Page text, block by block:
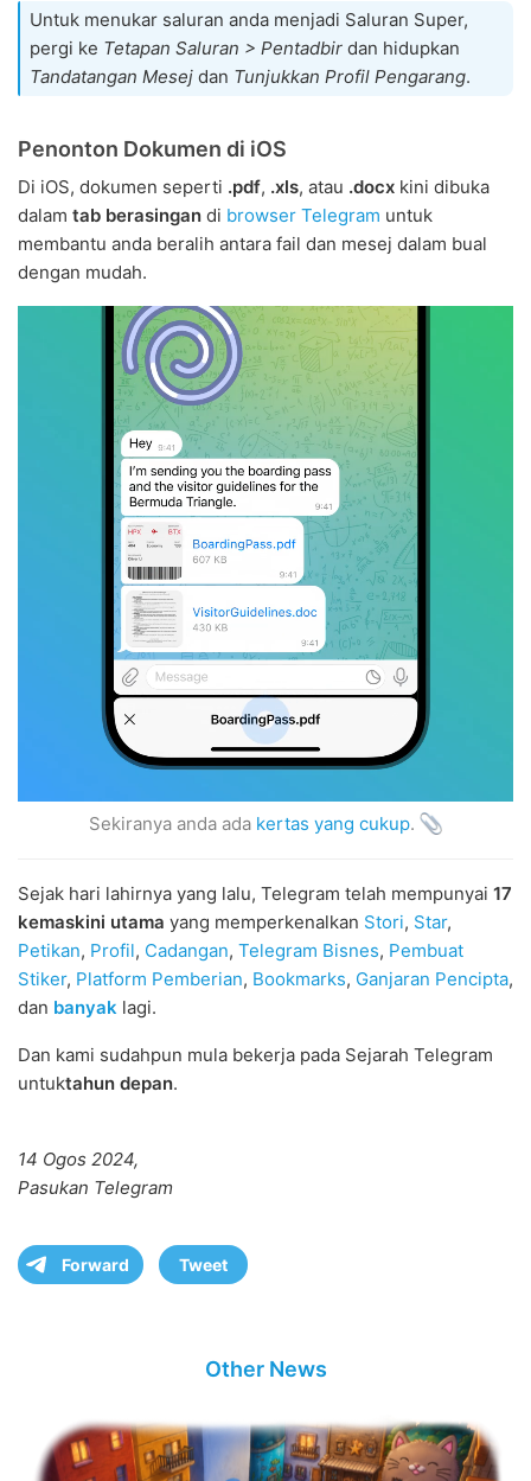
Untuk menukar saluran anda menjadi Saluran Super,
pergi ke Tetapan Saluran > Pentadbir dan hidupkan
Tandatangan Mesej dan Tunjukkan Profil Pengarang.
Penonton Dokumen di iOS
Di iOS, dokumen seperti .pdf, .xls, atau .docx kini dibuka
dalam tab berasingan di browser Telegram untuk
membantu anda beralih antara fail dan mesej dalam bual
dengan mudah.
Sekiranya anda ada kertas yang cukup.
Sejak hari lahirnya yang lalu, Telegram telah mempunyai 17
kemaskini utama yang memperkenalkan Stori, Star,
Petikan, Profil, Cadangan, Telegram Bisnes, Pembuat
Stiker, Platform Pemberian, Bookmarks, Ganjaran Pencipta,
dan banyak lagi.
Dan kami sudahpun mula bekerja pada Sejarah Telegram
untuktahun depan.
14 Ogos 2024,
Pasukan Telegram
Forward Tweet
Other News